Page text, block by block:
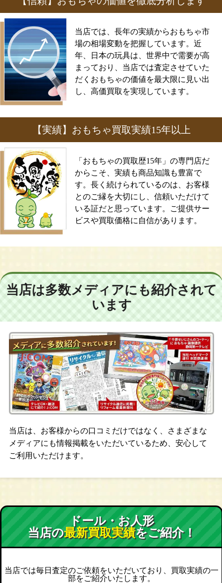
当店では、長年の実績からおもちゃ市
場の相場変動を把握しています。近
年、日本の玩具は、世界中で需要が高
まっており、当店では査定させていた
だくおもちゃの価値を最大限に見い出
し、高価買取を実現しています。
【実績】おもちゃ買取実績15年以上
「おもちゃの買取歴15年」の専門店だ
からこそ、実績も商品知識も豊富で
す。長く続けられているのは、お客様
とのご縁を大切にし、信頼いただけて
いる証だと思っています。ご提供サー
ビスや買取価格に自信があります。
当店は多数メディアにも紹介されて
います
当店は、お客様からの口コミだけではなく、さまざまな
メディアにも情報掲載をいただいているため、安心して
ご利用いただけます。
ドール・お人形
当店の最新買取実績をご紹介！
当店では毎日査定のご依頼をいただいており、買取実績の一
部をご紹介いたします。